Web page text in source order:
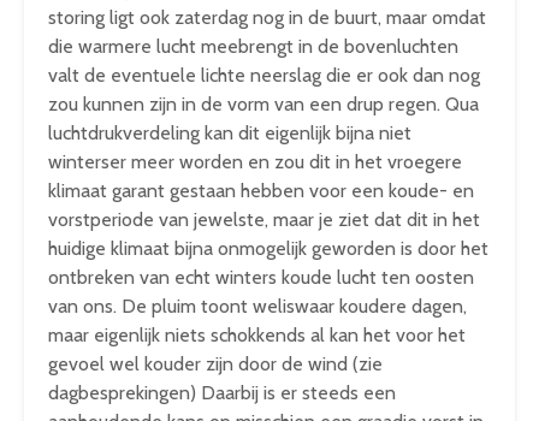
storing ligt ook zaterdag nog in de buurt, maar omdat
die warmere lucht meebrengt in de bovenluchten
valt de eventuele lichte neerslag die er ook dan nog
zou kunnen zijn in de vorm van een drup regen. Qua
luchtdrukverdeling kan dit eigenlijk bijna niet
winterser meer worden en zou dit in het vroegere
klimaat garant gestaan hebben voor een koude- en
vorstperiode van jewelste, maar je ziet dat dit in het
huidige klimaat bijna onmogelijk geworden is door het
ontbreken van echt winters koude lucht ten oosten
van ons. De pluim toont weliswaar koudere dagen,
maar eigenlijk niets schokkends al kan het voor het
gevoel wel kouder zijn door de wind (zie
dagbesprekingen) Daarbij is er steeds een